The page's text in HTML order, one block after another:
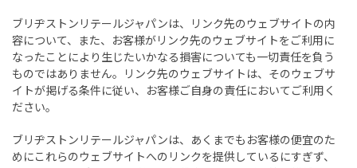
ブリヂストンリテールジャパンは、リンク先のウェブサイトの内
容について、また、お客様がリンク先のウェブサイトをご利用に
なったことにより生じたいかなる損害についても一切責任を負う
ものではありません。リンク先のウェブサイトは、そのウェブサ
イトが掲げる条件に従い、お客様ご自身の責任においてご利用く
ださい。
ブリヂストンリテールジャパンは、あくまでもお客様の便宜のた
めにこれらのウェブサイトへのリンクを提供しているにすぎず、